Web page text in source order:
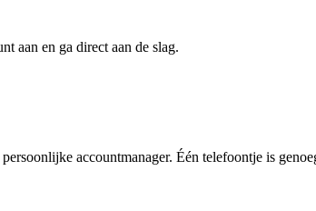
aan en ga direct aan de slag.
accountmanager. Één telefoontje is